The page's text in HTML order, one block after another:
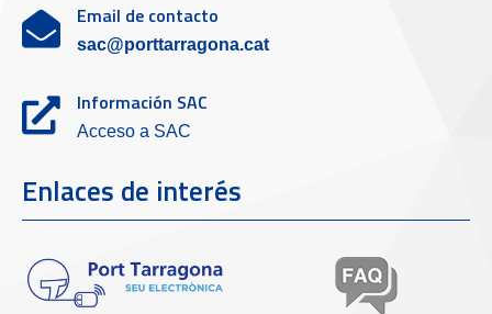
Email de contacto
sac@porttarragona.cat
Información SAC
Acceso a SAC
Enlaces de interés